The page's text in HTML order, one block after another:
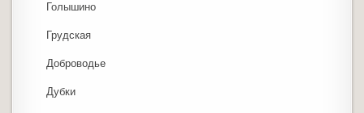
Голышино
Грудская
Доброводье
Дубки